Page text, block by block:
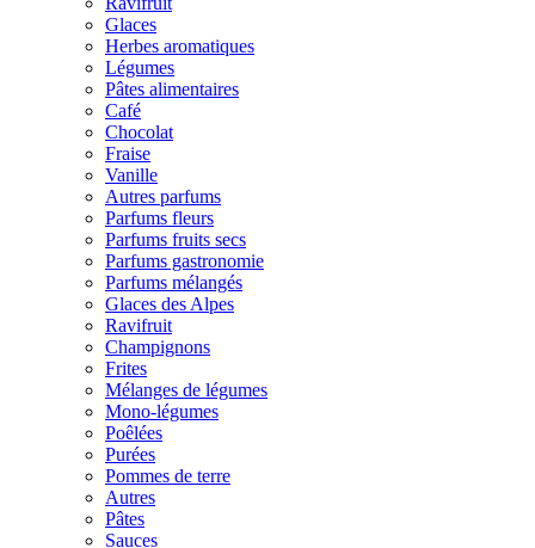
Glaces
Herbes aromatiques
Légumes
Pâtes alimentaires
Café
Chocolat
Fraise
Vanille
Autres parfums
Parfums fleurs
Parfums fruits secs
Parfums gastronomie
Parfums mélangés
Glaces des Alpes
Ravifruit
Champignons
Frites
Mélanges de légumes
Mono-légumes
Poêlées
Purées
Pommes de terre
Autres
Pâtes
Sauces